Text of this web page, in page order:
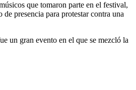
que tomaron parte en el festival,
presencia para protestar contra una
un gran evento en el que se mezcló la